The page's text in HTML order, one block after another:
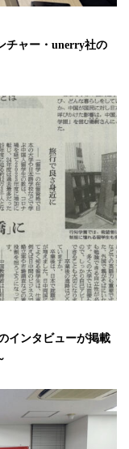
チャー・unerry社の
インタビューが掲載